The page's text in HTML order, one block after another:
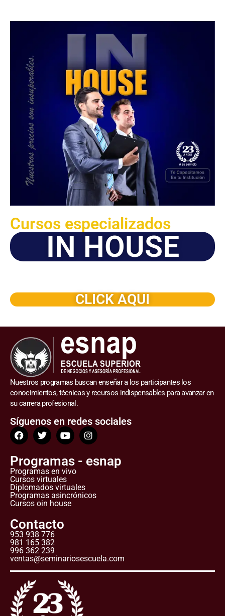
Cursos especializados
IN HOUSE
CLICK AQUI
Nuestros programas buscan enseñar a los participantes los
conocimientos, técnicas y recursos indispensables para avanzar en
su carrera profesional.
Síguenos en redes sociales
Programas - esnap
Programas en vivo
Cursos virtuales
Diplomados virtuales
Programas asincrónicos
Cursos oin house
Contacto
953 938 776
981 165 382
996 362 239
ventas@seminariosescuela.com